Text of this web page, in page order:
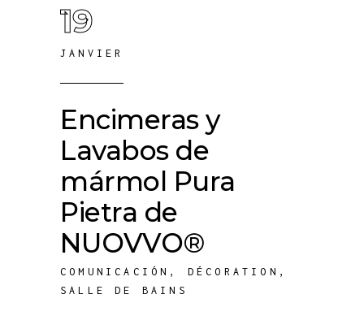
19
JANVIER
Encimeras y
Lavabos de
mármol Pura
Pietra de
NUOVVO®
COMUNICACIÓN , DÉCORATION ,
SALLE DE BAINS